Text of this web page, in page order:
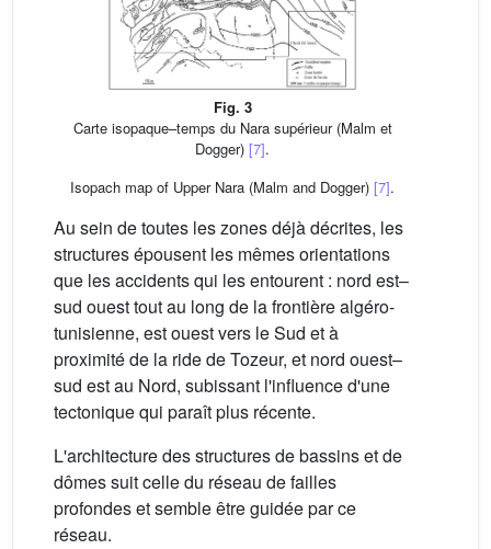
Fig. 3
Carte isopaque–temps du Nara supérieur (Malm et
Dogger) [7].
Isopach map of Upper Nara (Malm and Dogger) [7].
Au sein de toutes les zones déjà décrites, les
structures épousent les mêmes orientations
que les accidents qui les entourent : nord est–
sud ouest tout au long de la frontière algéro-
tunisienne, est ouest vers le Sud et à
proximité de la ride de Tozeur, et nord ouest–
sud est au Nord, subissant l'influence d'une
tectonique qui paraît plus récente.
L'architecture des structures de bassins et de
dômes suit celle du réseau de failles
profondes et semble être guidée par ce
réseau.